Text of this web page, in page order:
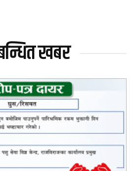
खबर